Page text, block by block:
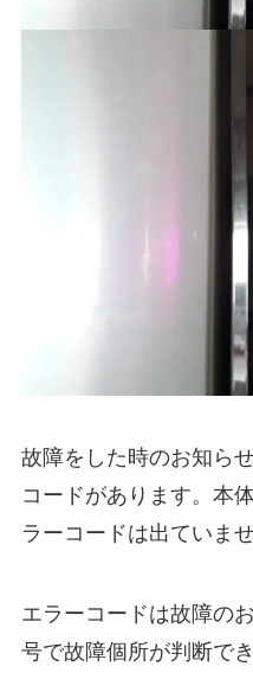
故障をした時のお知ら
コードがあります。本
ラーコードは出ていま
エラーコードは故障の
号で故障個所が判断で